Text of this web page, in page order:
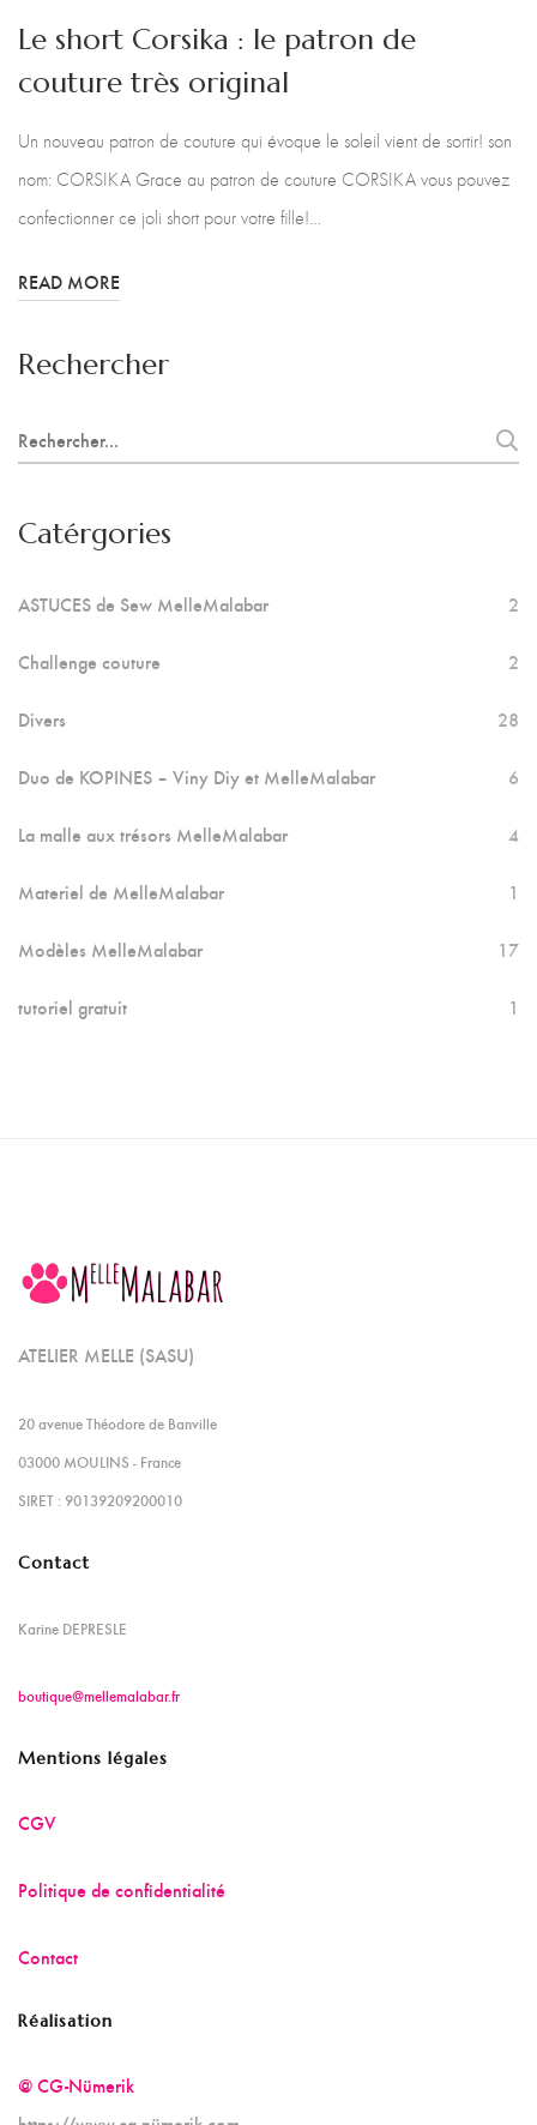
Le short Corsika : le patron de
couture très original
Un nouveau patron de couture qui évoque le soleil vient de sortir! son
nom: CORSIKA Grace au patron de couture CORSIKA vous pouvez
confectionner ce joli short pour votre fille!…
READ MORE
Rechercher
Search
for:
Catérgories
ASTUCES de Sew MelleMalabar 2
Challenge couture 2
Divers 28
Duo de KOPINES – Viny Diy et MelleMalabar 6
La malle aux trésors MelleMalabar 4
Materiel de MelleMalabar 1
Modèles MelleMalabar 17
tutoriel gratuit 1
ATELIER MELLE (SASU)
20 avenue Théodore de Banville
03000 MOULINS - France
SIRET : 90139209200010
Contact
Karine DEPRESLE
boutique@mellemalabar.fr
Mentions légales
CGV
Politique de confidentialité
Contact
Réalisation
@ CG-Nümerik